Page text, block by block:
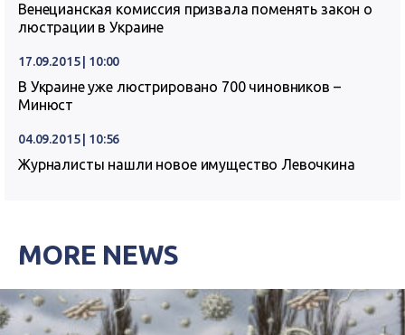
Венецианская комиссия призвала поменять закон о
люстрации в Украине
17.09.2015 | 10:00
В Украине уже люстрировано 700 чиновников –
Минюст
04.09.2015 | 10:56
Журналисты нашли новое имущество Левочкина
MORE NEWS